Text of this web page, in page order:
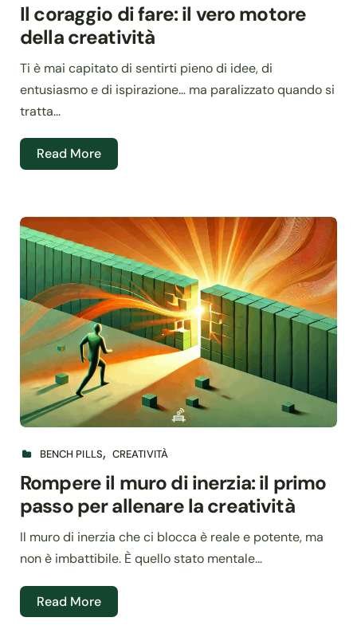
Il coraggio di fare: il vero motore
della creatività
Ti è mai capitato di sentirti pieno di idee, di
entusiasmo e di ispirazione… ma paralizzato quando si
tratta...
Read More
BENCH PILLS CREATIVITÀ
Rompere il muro di inerzia: il primo
passo per allenare la creatività
Il muro di inerzia che ci blocca è reale e potente, ma
non è imbattibile. È quello stato mentale...
Read More